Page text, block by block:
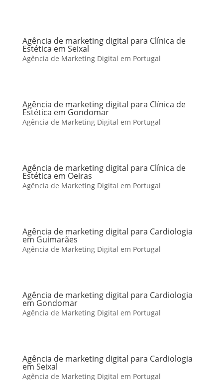
Agência de marketing digital para Clínica de
Estética em Seixal
Agência de Marketing Digital em Portugal
Agência de marketing digital para Clínica de
Estética em Gondomar
Agência de Marketing Digital em Portugal
Agência de marketing digital para Clínica de
Estética em Oeiras
Agência de Marketing Digital em Portugal
Agência de marketing digital para Cardiologia
em Guimarães
Agência de Marketing Digital em Portugal
Agência de marketing digital para Cardiologia
em Gondomar
Agência de Marketing Digital em Portugal
Agência de marketing digital para Cardiologia
em Seixal
Agência de Marketing Digital em Portugal